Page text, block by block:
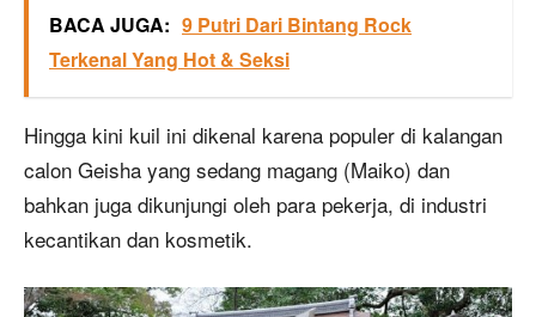
BACA JUGA: 9 Putri Dari Bintang Rock
Terkenal Yang Hot & Seksi
Hingga kini kuil ini dikenal karena populer di kalangan
calon Geisha yang sedang magang (Maiko) dan
bahkan juga dikunjungi oleh para pekerja, di industri
kecantikan dan kosmetik.